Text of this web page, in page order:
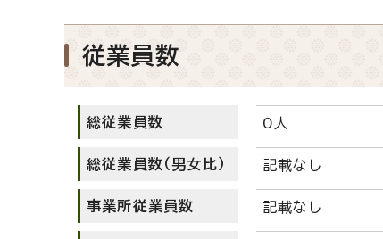
従業員数
総従業員数 0人
総従業員数（男女比） 記載なし
事業所従業員数 記載なし